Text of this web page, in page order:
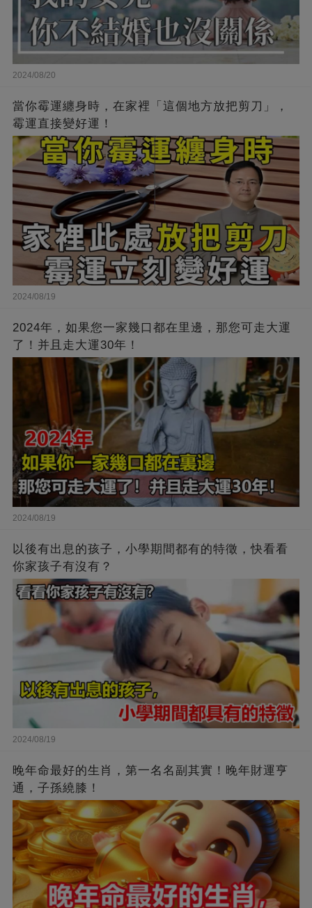
2024/08/20
當你霉運纏身時，在家裡「這個地方放把剪刀」，
霉運直接變好運！
2024/08/19
2024年，如果您一家幾口都在里邊，那您可走大運
了！并且走大運30年！
2024/08/19
以後有出息的孩子，小學期間都有的特徵，快看看
你家孩子有沒有？
2024/08/19
晚年命最好的生肖，第一名名副其實！晚年財運亨
通，子孫繞膝！